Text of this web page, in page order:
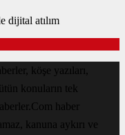
dijital atılım
köşe yazıları,
konuların tek
haber
kanuna aykırı ve